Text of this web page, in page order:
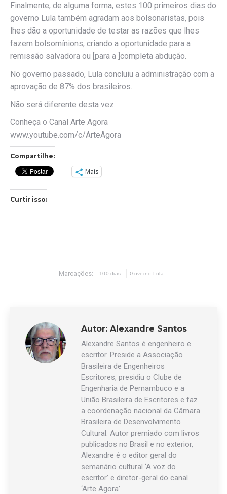
Finalmente, de alguma forma, estes 100 primeiros dias do
governo Lula também agradam aos bolsonaristas, pois
lhes dão a oportunidade de testar as razões que lhes
fazem bolsomínions, criando a oportunidade para a
remissão salvadora ou [para a ]completa abdução.
No governo passado, Lula concluiu a administração com a
aprovação de 87% dos brasileiros.
Não será diferente desta vez.
Conheça o Canal Arte Agora
www.youtube.com/c/ArteAgora
Compartilhe:
Mais
Curtir isso:
Marcações: 100 dias Governo Lula
Autor: Alexandre Santos
Alexandre Santos é engenheiro e
escritor. Preside a Associação
Brasileira de Engenheiros
Escritores, presidiu o Clube de
Engenharia de Pernambuco e a
União Brasileira de Escritores e faz
a coordenação nacional da Câmara
Brasileira de Desenvolvimento
Cultural. Autor premiado com livros
publicados no Brasil e no exterior,
Alexandre é o editor geral do
semanário cultural ‘A voz do
escritor’ e diretor-geral do canal
‘Arte Agora’.